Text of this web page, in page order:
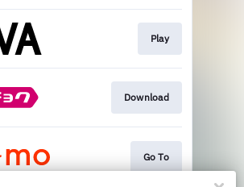
Play
Download
Go To